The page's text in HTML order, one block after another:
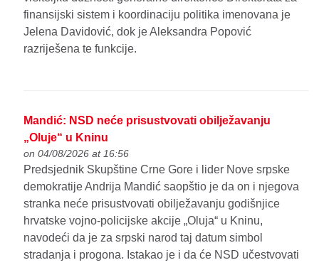
finansijski sistem i koordinaciju politika imenovana je
Jelena Davidović, dok je Aleksandra Popović
razriješena te funkcije.
Mandić: NSD neće prisustvovati obilježavanju
„Oluje“ u Kninu
on 04/08/2026 at 16:56
Predsjednik Skupštine Crne Gore i lider Nove srpske
demokratije Andrija Mandić saopštio je da on i njegova
stranka neće prisustvovati obilježavanju godišnjice
hrvatske vojno-policijske akcije „Oluja“ u Kninu,
navodeći da je za srpski narod taj datum simbol
stradanja i progona. Istakao je i da će NSD učestvovati